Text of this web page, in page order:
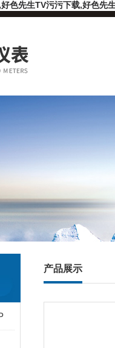
色先生TV污污下载,好色先
产品展示